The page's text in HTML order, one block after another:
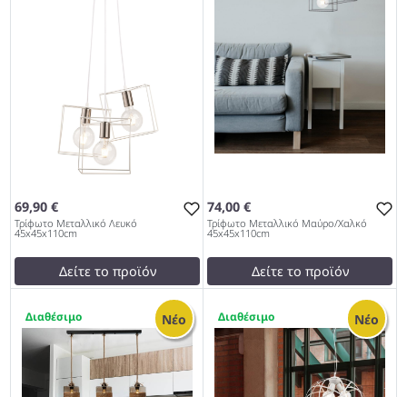
69,90 €
Τρίφωτο Μεταλλικό Λευκό
45x45x110cm
Δείτε το προϊόν
69,90 €
testFalse
Τρίφωτο Μεταλλικό Λευκό
45x45x110cm 953
74,00 €
Τρίφωτο Μεταλλικό Μαύρο/Χαλκό
45x45x110cm
Δείτε το προϊόν
69,90 €
testFalse
Τρίφωτο Μεταλλικό Μαύρο/
Χαλκό 45x45x110cm 953
Νέο Νέο